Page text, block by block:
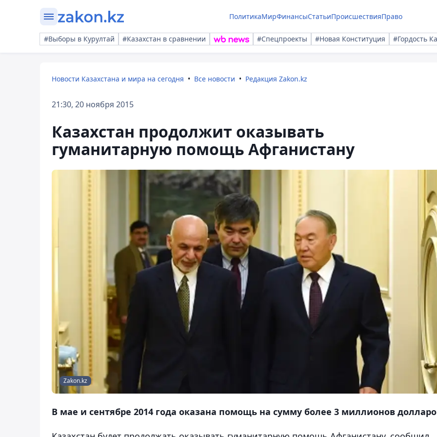
ПолитикаМирФинансыСтатьиПроисшествияПраво
#Выборы в Курултай #Казахстан в сравнении #Спецпроекты #Новая Конституция #Гордость
Новости Казахстана и мира на сегодня Все новости Редакция Zakon.kz
21:30, 20 ноября 2015
Казахстан продолжит оказывать
гуманитарную помощь Афганистану
Zakon.kz
В мае и сентябре 2014 года оказана помощь на сумму более 3 миллионов